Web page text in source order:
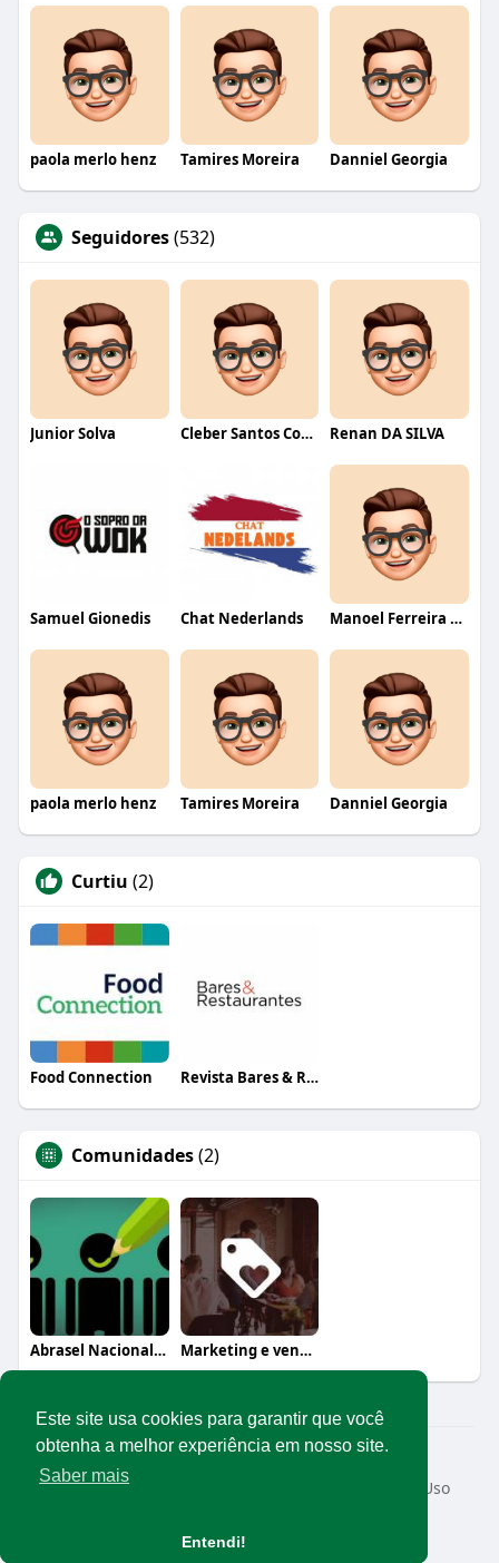
Este site usa cookies para garantir que você
obtenha a melhor experiência em nosso site.
Saber mais
Entendi!
paola merlo henz Tamires Moreira Danniel Georgia
Seguidores(532)
Junior Solva Cleber Santos Costa Renan DA SILVA
Samuel Gionedis Chat Nederlands Manoel Ferreira dos Santos junior
paola merlo henz Tamires Moreira Danniel Georgia
Curtiu (2)
Food Connection Revista Bares & Restaurantes
Comunidades(2)
Abrasel Nacional - Executivos (Interno) Marketing e vendas
© 2026 Rede Abrasel
Início
Sobre
Termos de Uso